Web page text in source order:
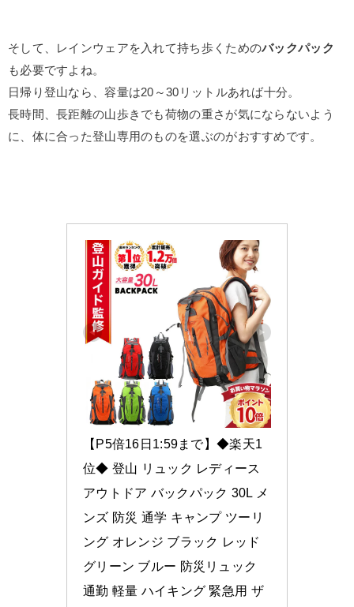
そして、レインウェアを入れて持ち歩くためのバックパック
も必要ですよね。
日帰り登山なら、容量は20～30リットルあれば十分。
長時間、長距離の山歩きでも荷物の重さが気にならないよう
に、体に合った登山専用のものを選ぶのがおすすめです。
【P5倍16日1:59まで】◆楽天1
位◆ 登山 リュック レディース
アウトドア バックパック 30L メ
ンズ 防災 通学 キャンプ ツーリ
ング オレンジ ブラック レッド
グリーン ブルー 防災リュック
通勤 軽量 ハイキング 緊急用 ザ